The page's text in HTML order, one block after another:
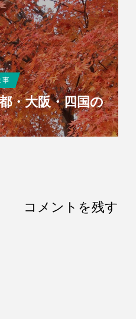
事
・大阪・四国の
コメントを残す